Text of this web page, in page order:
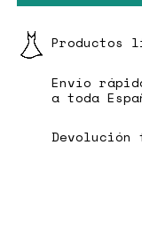
44
Productos
Envío
a toda